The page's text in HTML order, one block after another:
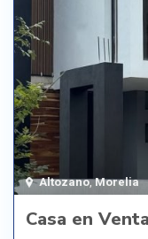
Altozano,Morelia
Casa en